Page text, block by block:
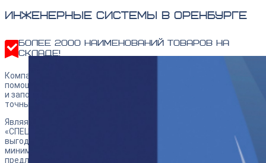
инженерные системы в Оренбурге
Более 2000 наименований товаров на
складе!
Компания «СПЕЦКОМПЛЕКТ ИНЖЕНЕРНЫЕ СИСТЕМЫ»— ваш
помощник в комплектации предприятий инженерной, пожарной
и запорно-регулирующей арматурой, который способен в
точные сроки обеспечить эффективное решение ваших задач.
Являясь партнером ведущих производителей, ООО
«СПЕЦКОМПЛЕКТ ИНЖЕНЕРНЫЕ СИСТЕМЫ» может предложить
выгодные условия приобретения качественной продукции,
минимальные сроки поставки, оптимальное ценовое
предложение и широкий ассортимент наименований.